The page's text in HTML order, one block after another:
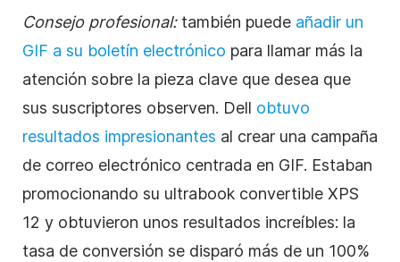
Consejo profesional:también puede añadir un
GIF a su boletín electrónico para llamar más la
atención sobre la pieza clave que desea que
sus suscriptores observen. Dell obtuvo
resultados impresionantes al crear una campaña
de correo electrónico centrada en GIF. Estaban
promocionando su ultrabook convertible XPS
12 y obtuvieron unos resultados increíbles: la
tasa de conversión se disparó más de un 100%